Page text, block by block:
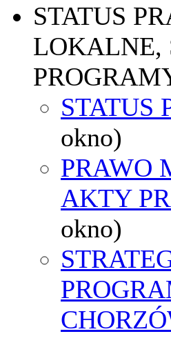
STATUS
LOKALNE,
STATUS
okno)
PRAWO
AKTY
okno)